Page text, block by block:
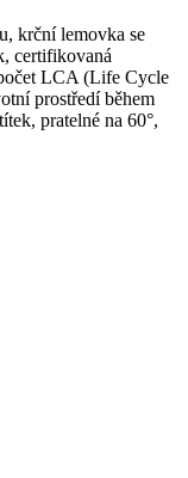
krční lemovka se
certifikovaná
LCA (Life Cycle
prostředí během
pratelné na 60°,